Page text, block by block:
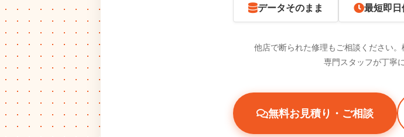
データそのまま 最短即日
他店で断られた修理もご相談ください。
専門スタッフが丁寧
無料お見積り・ご相談